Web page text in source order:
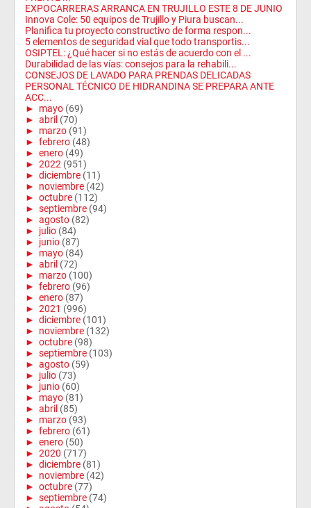
EXPOCARRERAS ARRANCA EN TRUJILLO ESTE 8 DE JUNIO
Innova Cole: 50 equipos de Trujillo y Piura buscan...
Planifica tu proyecto constructivo de forma respon...
5 elementos de seguridad vial que todo transportis...
OSIPTEL: ¿Qué hacer si no estás de acuerdo con el ...
Durabilidad de las vías: consejos para la rehabili...
CONSEJOS DE LAVADO PARA PRENDAS DELICADAS
PERSONAL TÉCNICO DE HIDRANDINA SE PREPARA ANTE
ACC...
► mayo (69)
► abril (70)
► marzo (91)
► febrero (48)
► enero (49)
► 2022 (951)
► diciembre (11)
► noviembre (42)
► octubre (112)
► septiembre (94)
► agosto (82)
► julio (84)
► junio (87)
► mayo (84)
► abril (72)
► marzo (100)
► febrero (96)
► enero (87)
► 2021 (996)
► diciembre (101)
► noviembre (132)
► octubre (98)
► septiembre (103)
► agosto (59)
► julio (73)
► junio (60)
► mayo (81)
► abril (85)
► marzo (93)
► febrero (61)
► enero (50)
► 2020 (717)
► diciembre (81)
► noviembre (42)
► octubre (77)
► septiembre (74)